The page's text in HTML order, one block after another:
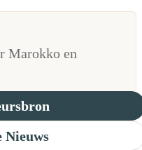
Marokko en
Nieuws